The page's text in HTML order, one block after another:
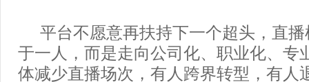
平台不愿意再扶持下一个超头，直
于一人，而是走向公司化、职业化、专
体减少直播场次，有人跨界转型，有人